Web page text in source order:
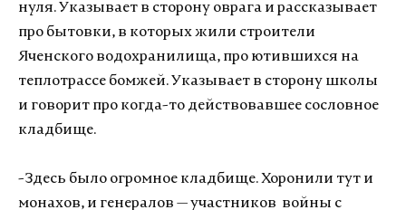
нуля. Указывает в сторону оврага и рассказывает
про бытовки, в которых жили строители
Яченского водохранилища, про ютившихся на
теплотрассе бомжей. Указывает в сторону школы
и говорит про когда-то действовавшее сословное
кладбище.
-Здесь было огромное кладбище. Хоронили тут и
монахов, и генералов — участников войны с